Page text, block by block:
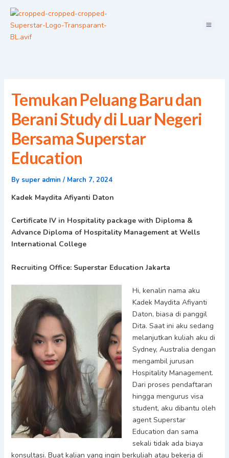
Skip
content
Menu
Temukan Peluang Baru dan
Berani Study di Luar Negeri
Bersama Superstar
Education
By super admin / March 7, 2024
Kadek Maydita Afiyanti Daton
Certificate IV in Hospitality package with Diploma &
Advance Diploma of Hospitality Management at Wells
International College
Recruiting Office: Superstar Education Jakarta
Hi, kenalin nama aku
Kadek Maydita Afiyanti
Daton, biasa di panggil
Dita. Saat ini aku sedang
melanjutkan kuliah aku di
Sydney, Australia dengan
mengambil jurusan
Hospitality Management.
Dari proses pendaftaran
hingga mengurus visa
student, aku dibantu oleh
agent Superstar
Education dan sama
sekali tidak ada biaya
konsultasi. Buat kalian yang ingin berkuliah atau bekerja di